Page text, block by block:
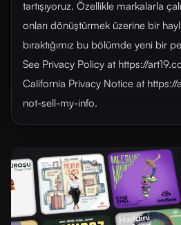
tartışıyoruz. Özellikle markalarla
onları dönüştürmek üzerine bir
bıraktığımız bu bölümde yeni bir
See Privacy Policy at https://
California Privacy Notice at
not-sell-my-info.